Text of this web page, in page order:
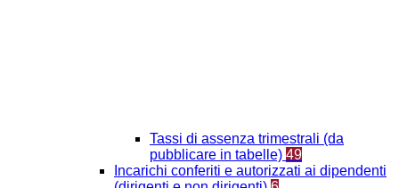
Tassi di assenza trimestrali (da
pubblicare in tabelle) 49
Incarichi conferiti e autorizzati ai dipendenti